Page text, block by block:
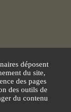
déposent
du site,
des pages
des outils de
du contenu